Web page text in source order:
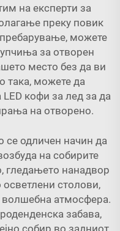
на експерти за
преку повик
можете
за отворен
место без да ви
така, можете да
LED кофи за лед за да
на отворено.
се одличен начин да
на собирите
гледањето нанадвор
столови,
волшебна атмосфера.
забава,